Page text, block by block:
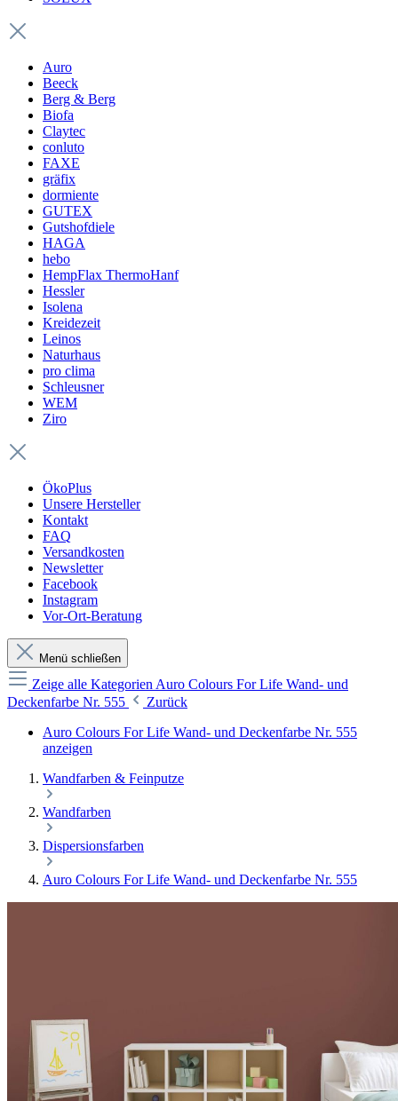
Auro
Beeck
Berg & Berg
Biofa
Claytec
conluto
FAXE
gräfix
dormiente
GUTEX
Gutshofdiele
HAGA
hebo
HempFlax ThermoHanf
Hessler
Isolena
Kreidezeit
Leinos
Naturhaus
pro clima
Schleusner
WEM
Ziro
ÖkoPlus
Unsere Hersteller
Kontakt
FAQ
Versandkosten
Newsletter
Facebook
Instagram
Vor-Ort-Beratung
Menü schließen
Zeige alle Kategorien Auro Colours For Life Wand- und
Deckenfarbe Nr. 555
Zurück
Auro Colours For Life Wand- und Deckenfarbe Nr. 555
anzeigen
Wandfarben & Feinputze
Wandfarben
Dispersionsfarben
Auro Colours For Life Wand- und Deckenfarbe Nr. 555